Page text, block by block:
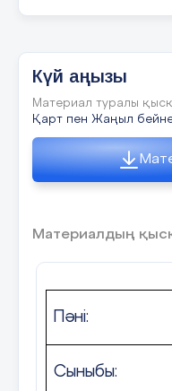
- Қарт балаға
- Баланың жақсы
- Өздеріңіздің
Дәйексөзбен
табиғатымыз»
Қуныш дегенді
- Жан дүниеміз
- Айналана қуаныш
Күй аңызы
Материал туралы
Қарт пен Жаңыл
Материалдың
Пәні:
Сыныбы: